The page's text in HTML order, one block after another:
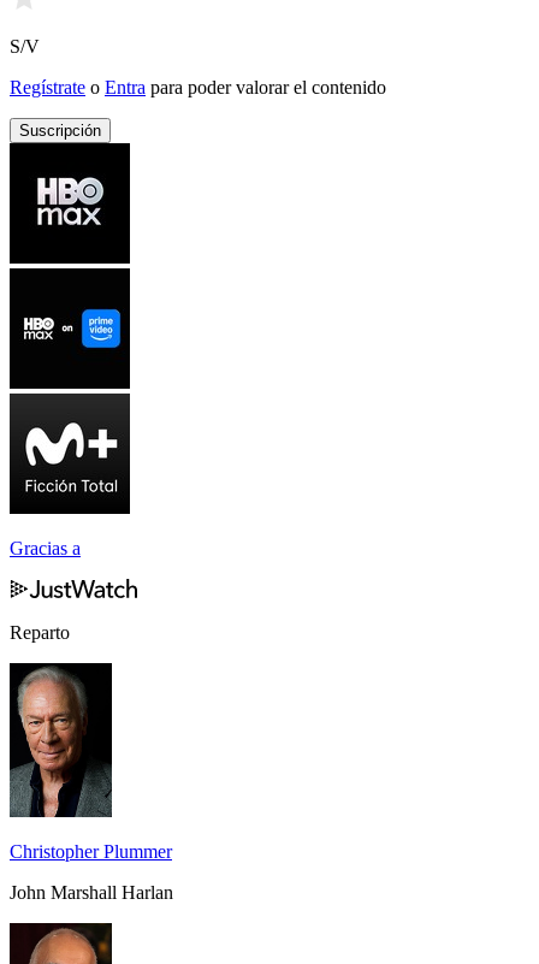
S/V
Regístrate o Entra para poder valorar el contenido
Suscripción
Gracias a
Reparto
Christopher Plummer
John Marshall Harlan